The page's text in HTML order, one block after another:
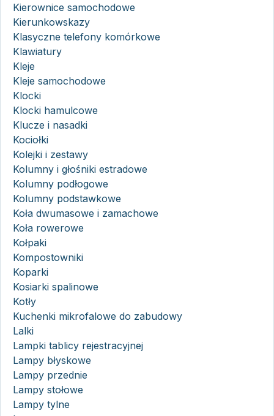
Kierownice samochodowe
Kierunkowskazy
Klasyczne telefony komórkowe
Klawiatury
Kleje
Kleje samochodowe
Klocki
Klocki hamulcowe
Klucze i nasadki
Kociołki
Kolejki i zestawy
Kolumny i głośniki estradowe
Kolumny podłogowe
Kolumny podstawkowe
Koła dwumasowe i zamachowe
Koła rowerowe
Kołpaki
Kompostowniki
Koparki
Kosiarki spalinowe
Kotły
Kuchenki mikrofalowe do zabudowy
Lalki
Lampki tablicy rejestracyjnej
Lampy błyskowe
Lampy przednie
Lampy stołowe
Lampy tylne